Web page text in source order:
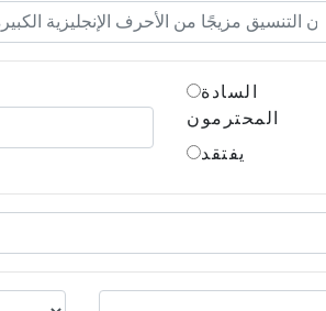
السادة
المحترمون
يفتقد